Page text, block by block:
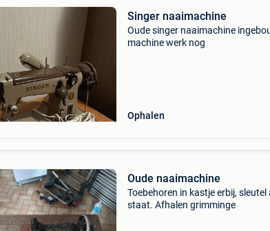
Singer naaimachine
Oude singer naaimachine
machine werk nog
Ophalen
Oude naaimachine
Toebehoren in kastje erbij,
staat. Afhalen grimminge